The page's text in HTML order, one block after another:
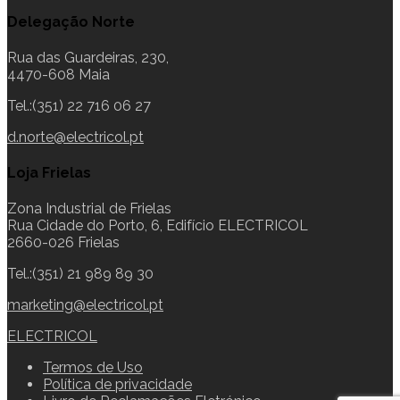
Delegação Norte
Rua das Guardeiras, 230,
4470-608 Maia
Tel.:(351) 22 716 06 27
d.norte@electricol.pt
Loja Frielas
Zona Industrial de Frielas
Rua Cidade do Porto, 6, Edifício ELECTRICOL
2660-026 Frielas
Tel.:(351) 21 989 89 30
marketing@electricol.pt
ELECTRICOL
Termos de Uso
Política de privacidade